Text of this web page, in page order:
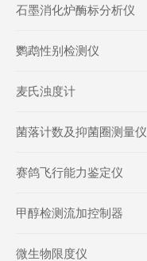
石墨消化炉酶标分析仪
鹦鹉性别检测仪
麦氏浊度计
菌落计数及抑菌圈测量仪
赛鸽飞行能力鉴定仪
甲醇检测流加控制器
微生物限度仪